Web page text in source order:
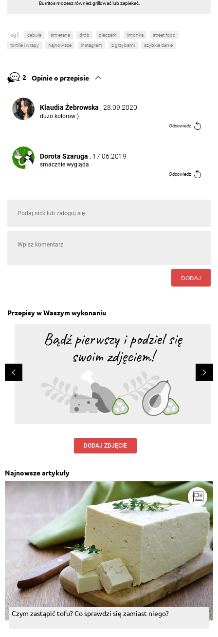
Burritos możesz również grillować lub zapiekać.
Tagi: cebula śmietana drób pieczarki limonka
street food
tortille i wrapy
najnowsze instagram z grzybami szybkie danie
2 Opinie o przepisie
Klaudia Żebrowska , 28.09.2020
dużo kolorow:)
Odpowiedz
Dorota Szaruga , 17.06.2019
smacznie wygląda
Odpowiedz
DODAJ
Przepisy w Waszym wykonaniu
DODAJ ZDJĘCIE
Najnowsze artykuły
Czym zastąpić tofu? Co sprawdzi się zamiast niego?